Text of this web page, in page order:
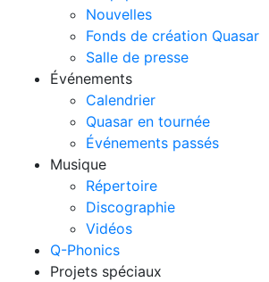
Nouvelles
Fonds de création Quasar
Salle de presse
Événements
Calendrier
Quasar en tournée
Événements passés
Musique
Répertoire
Discographie
Vidéos
Q-Phonics
Projets spéciaux